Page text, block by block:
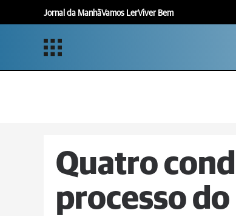
Jornal da ManhãVamos LerViver Bem
Quatro
processo